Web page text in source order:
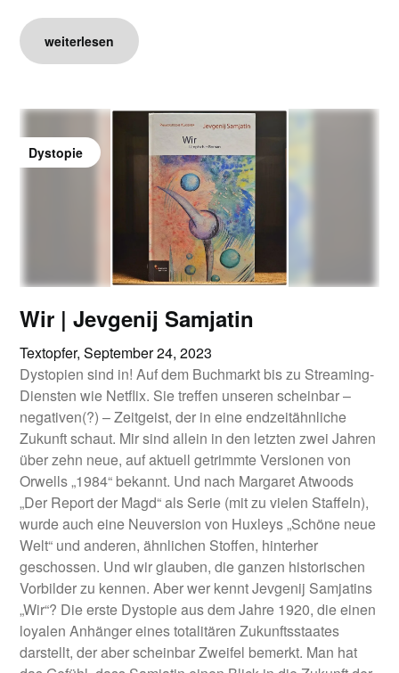
weiterlesen
Dystopie
Wir | Jevgenij Samjatin
Textopfer,September 24, 2023
Dystopien sind in! Auf dem Buchmarkt bis zu Streaming-
Diensten wie Netflix. Sie treffen unseren scheinbar –
negativen(?) – Zeitgeist, der in eine endzeitähnliche
Zukunft schaut. Mir sind allein in den letzten zwei Jahren
über zehn neue, auf aktuell getrimmte Versionen von
Orwells „1984“ bekannt. Und nach Margaret Atwoods
„Der Report der Magd“ als Serie (mit zu vielen Staffeln),
wurde auch eine Neuversion von Huxleys „Schöne neue
Welt“ und anderen, ähnlichen Stoffen, hinterher
geschossen. Und wir glauben, die ganzen historischen
Vorbilder zu kennen. Aber wer kennt Jevgenij Samjatins
„Wir“? Die erste Dystopie aus dem Jahre 1920, die einen
loyalen Anhänger eines totalitären Zukunftsstaates
darstellt, der aber scheinbar Zweifel bemerkt. Man hat